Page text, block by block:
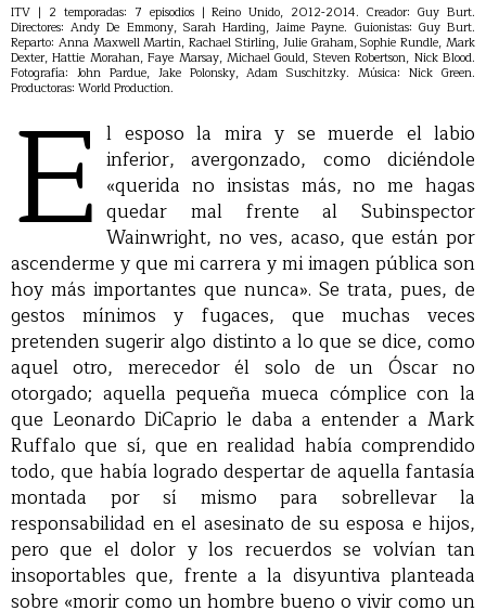
ITV | 2 temporadas: 7 episodios | Reino Unido, 2012-2014. Creador: Guy Burt.
Directores: Andy De Emmony, Sarah Harding, Jaime Payne. Guionistas: Guy Burt.
Reparto: Anna Maxwell Martin, Rachael Stirling, Julie Graham, Sophie Rundle, Mark
Dexter, Hattie Morahan, Faye Marsay, Michael Gould, Steven Robertson, Nick Blood.
Fotografía: John Pardue, Jake Polonsky, Adam Suschitzky. Música: Nick Green.
Productoras: World Production.
E l esposo la mira y se muerde el labio
inferior, avergonzado, como diciéndole
«querida no insistas más, no me hagas
quedar mal frente al Subinspector
Wainwright, no ves, acaso, que están por
ascenderme y que mi carrera y mi imagen pública son
hoy más importantes que nunca». Se trata, pues, de
gestos mínimos y fugaces, que muchas veces
pretenden sugerir algo distinto a lo que se dice, como
aquel otro, merecedor él solo de un Óscar no
otorgado; aquella pequeña mueca cómplice con la
que Leonardo DiCaprio le daba a entender a Mark
Ruffalo que sí, que en realidad había comprendido
todo, que había logrado despertar de aquella fantasía
montada por sí mismo para sobrellevar la
responsabilidad en el asesinato de su esposa e hijos,
pero que el dolor y los recuerdos se volvían tan
insoportables que, frente a la disyuntiva planteada
sobre «morir como un hombre bueno o vivir como un